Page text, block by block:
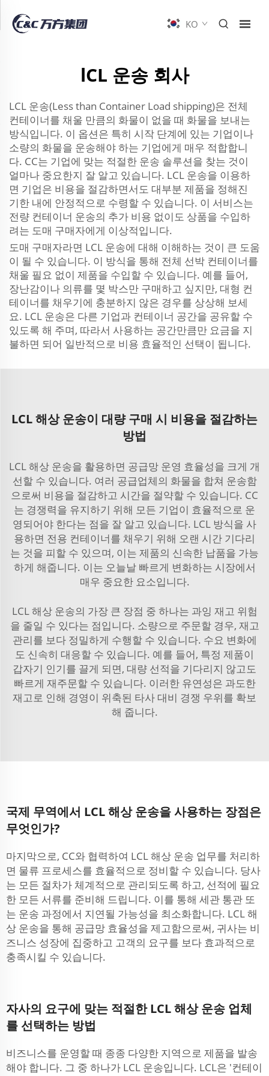
KO
lCL 운송 회사
LCL 운송(Less than Container Load shipping)은 전체
컨테이너를 채울 만큼의 화물이 없을 때 화물을 보내는
방식입니다. 이 옵션은 특히 시작 단계에 있는 기업이나
소량의 화물을 운송해야 하는 기업에게 매우 적합합니
다. CC는 기업에 맞는 적절한 운송 솔루션을 찾는 것이
얼마나 중요한지 잘 알고 있습니다. LCL 운송을 이용하
면 기업은 비용을 절감하면서도 대부분 제품을 정해진
기한 내에 안정적으로 수령할 수 있습니다. 이 서비스는
전량 컨테이너 운송의 추가 비용 없이도 상품을 수입하
려는 도매 구매자에게 이상적입니다.
도매 구매자라면 LCL 운송에 대해 이해하는 것이 큰 도움
이 될 수 있습니다. 이 방식을 통해 전체 선박 컨테이너를
채울 필요 없이 제품을 수입할 수 있습니다. 예를 들어,
장난감이나 의류를 몇 박스만 구매하고 싶지만, 대형 컨
테이너를 채우기에 충분하지 않은 경우를 상상해 보세
요. LCL 운송은 다른 기업과 컨테이너 공간을 공유할 수
있도록 해 주며, 따라서 사용하는 공간만큼만 요금을 지
불하면 되어 일반적으로 비용 효율적인 선택이 됩니다.
LCL 해상 운송이 대량 구매 시 비용을 절감하는
방법
LCL 해상 운송을 활용하면 공급망 운영 효율성을 크게 개
선할 수 있습니다. 여러 공급업체의 화물을 합쳐 운송함
으로써 비용을 절감하고 시간을 절약할 수 있습니다. CC
는 경쟁력을 유지하기 위해 모든 기업이 효율적으로 운
영되어야 한다는 점을 잘 알고 있습니다. LCL 방식을 사
용하면 전용 컨테이너를 채우기 위해 오랜 시간 기다리
는 것을 피할 수 있으며, 이는 제품의 신속한 납품을 가능
하게 해줍니다. 이는 오늘날 빠르게 변화하는 시장에서
매우 중요한 요소입니다.
LCL 해상 운송의 가장 큰 장점 중 하나는 과잉 재고 위험
을 줄일 수 있다는 점입니다. 소량으로 주문할 경우, 재고
관리를 보다 정밀하게 수행할 수 있습니다. 수요 변화에
도 신속히 대응할 수 있습니다. 예를 들어, 특정 제품이
갑자기 인기를 끌게 되면, 대량 선적을 기다리지 않고도
빠르게 재주문할 수 있습니다. 이러한 유연성은 과도한
재고로 인해 경영이 위축된 타사 대비 경쟁 우위를 확보
해 줍니다.
국제 무역에서 LCL 해상 운송을 사용하는 장점은
무엇인가?
마지막으로, CC와 협력하여 LCL 해상 운송 업무를 처리하
면 물류 프로세스를 효율적으로 정비할 수 있습니다. 당사
는 모든 절차가 체계적으로 관리되도록 하고, 선적에 필요
한 모든 서류를 준비해 드립니다. 이를 통해 세관 통관 또
는 운송 과정에서 지연될 가능성을 최소화합니다. LCL 해
상 운송을 통해 공급망 효율성을 제고함으로써, 귀사는 비
즈니스 성장에 집중하고 고객의 요구를 보다 효과적으로
충족시킬 수 있습니다.
자사의 요구에 맞는 적절한 LCL 해상 운송 업체
를 선택하는 방법
비즈니스를 운영할 때 종종 다양한 지역으로 제품을 발송
해야 합니다. 그 중 하나가 LCL 운송입니다. LCL은 '컨테이